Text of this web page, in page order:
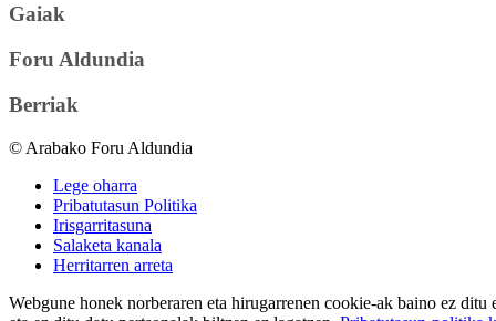
Gaiak
Foru Aldundia
Berriak
© Arabako Foru Aldundia
Lege oharra
Pribatutasun Politika
Irisgarritasuna
Salaketa kanala
Herritarren arreta
Webgune honek norberaren eta hirugarrenen cookie-ak baino ez